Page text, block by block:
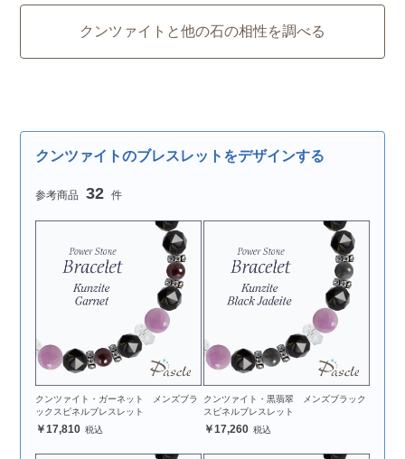
クンツァイトと他の石の相性を調べる
クンツァイトのブレスレットをデザインする
32
クンツァイト・ガーネット メンズブラ
ックスピネルブレスレット
17,810
クンツァイト・黒翡翠 メンズブラック
スピネルブレスレット
17,260